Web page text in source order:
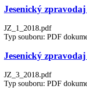
Jesenický zpravodaj
JZ_1_2018.pdf
Typ souboru: PDF
Jesenický zpravodaj
JZ_3_2018.pdf
Typ souboru: PDF